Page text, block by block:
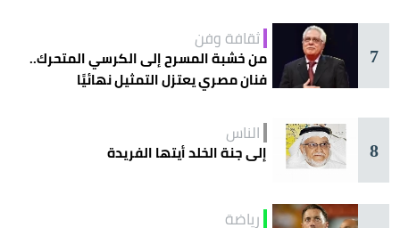
7
ثقافة وفن
من خشبة المسرح إلى الكرسي المتحرك..
فنان مصري يعتزل التمثيل نهائيًا
8
الناس
إلى جنة الخلد أيتها الفريدة
رياضة